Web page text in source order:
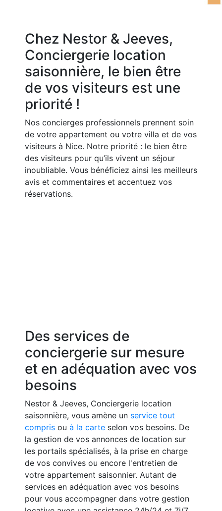
Chez Nestor & Jeeves,
Conciergerie location
saisonnière, le bien être
de vos visiteurs est une
priorité !
Nos concierges professionnels prennent soin
de votre appartement ou votre villa et de vos
visiteurs à Nice. Notre priorité : le bien être
des visiteurs pour qu’ils vivent un séjour
inoubliable. Vous bénéficiez ainsi les meilleurs
avis et commentaires et accentuez vos
réservations.
Des services de
conciergerie sur mesure
et en adéquation avec vos
besoins
Nestor & Jeeves, Conciergerie location
saisonnière, vous amène un service tout
compris ou à la carte selon vos besoins. De
la gestion de vos annonces de location sur
les portails spécialisés, à la prise en charge
de vos convives ou encore l'entretien de
votre appartement saisonnier. Autant de
services en adéquation avec vos besoins
pour vous accompagner dans votre gestion